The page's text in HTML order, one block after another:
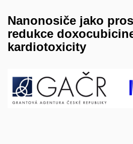
Nanonosiče jako
redukce
kardiotoxicity